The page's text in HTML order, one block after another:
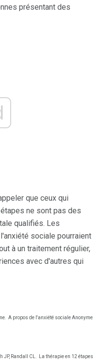
présentant des
que ceux qui
ne sont pas des
qualifiés. Les
sociale pourraient
à un traitement régulier,
avec d'autres qui
A propos de l'anxiété sociale Anonyme
JP, Randall CL. La thérapie en 12 étapes